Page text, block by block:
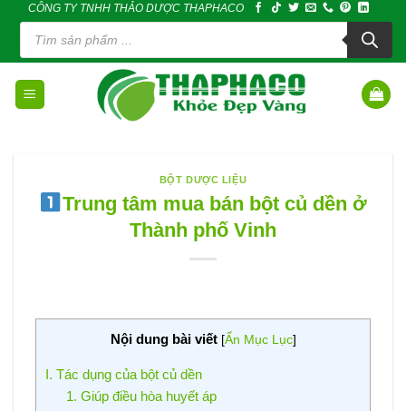
content
CÔNG TY TNHH THẢO DƯỢC THAPHACO
Tìm
kiếm
phẩm
BỘT DƯỢC LIỆU
Trung tâm mua bán bột củ dền ở
Thành phố Vinh
Nội dung bài viết [Ẩn Mục Lục]
I. Tác dụng của bột củ dền
1. Giúp điều hòa huyết áp